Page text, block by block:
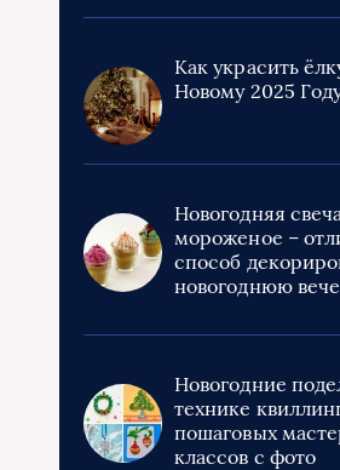
Как украсить
Новому 2025
Новогодняя
мороженое –
способ
новогоднюю
Новогодние
технике
пошаговых
классов с фото